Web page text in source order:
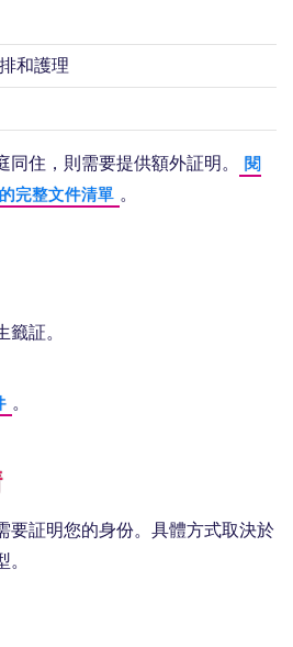
和護理
住，則需要提供額外証明。
閱
完整文件清單 。
証。
。
要証明您的身份。具體方式取決於